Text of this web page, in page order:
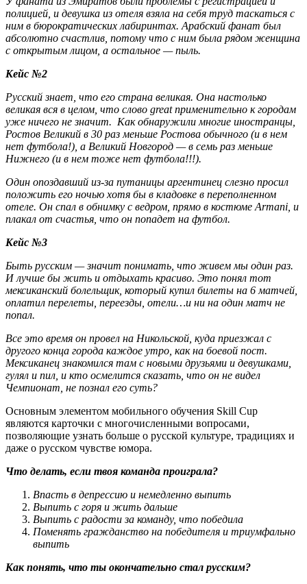
полицией, и девушка из отеля взяла на себя труд таскаться с
ним в бюрократических лабиринтах. Арабский фанат был
абсолютно счастлив, потому что с ним была рядом женщина
с открытым лицом, а остальное — пыль.
Кейс №2
Русский знает, что его страна великая. Она настолько
великая вся в целом, что слово great применительно к городам
уже ничего не значит. Как обнаружили многие иностранцы,
Ростов Великий в 30 раз меньше Ростова обычного (и в нем
нет футбола!), а Великий Новгород — в семь раз меньше
Нижнего (и в нем тоже нет футбола!!!).
Один опоздавший из-за путаницы аргентинец слезно просил
положить его ночью хотя бы в кладовке в переполненном
отеле. Он спал в обнимку с ведром, прямо в костюме Armani, и
плакал от счастья, что он попадет на футбол.
Кейс №3
Быть русским — значит понимать, что живем мы один раз.
И лучше бы жить и отдыхать красиво. Это понял тот
мексиканский болельщик, который купил билеты на 6 матчей,
оплатил перелеты, переезды, отели…и ни на один матч не
попал.
Все это время он провел на Никольской, куда приезжал с
другого конца города каждое утро, как на боевой пост.
Мексиканец знакомился там с новыми друзьями и девушками,
гулял и пил, и кто осмелится сказать, что он не видел
Чемпионат, не познал его суть?
Основным элементом мобильного обучения Skill Cup
являются карточки с многочисленными вопросами,
позволяющие узнать больше о русской культуре, традициях и
даже о русском чувстве юмора.
Что делать, если твоя команда проиграла?
Впасть в депрессию и немедленно выпить
Выпить с горя и жить дальше
Выпить с радости за команду, что победила
Поменять гражданство на победителя и триумфально
выпить
Как понять, что ты окончательно стал русским?